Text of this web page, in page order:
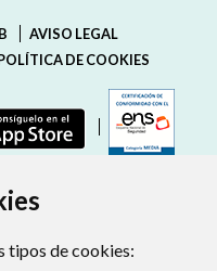
tipos de cookies:
AVISO LEGAL
DE COOKIES